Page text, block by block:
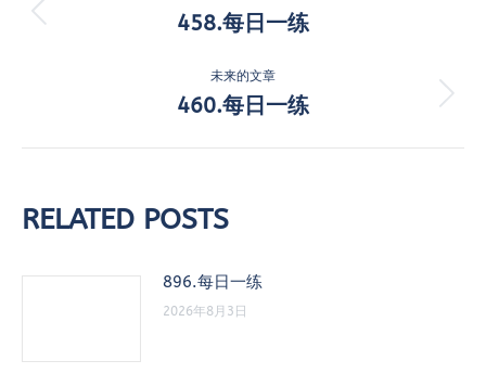
章
历
的
文
章：
458.每日一练
未来的文章
未
的
460.每日一练
RELATED POSTS
896.每日一练
2026年8月3日